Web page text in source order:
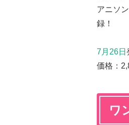
アニソ
録！
7月26日
価格：
ワ